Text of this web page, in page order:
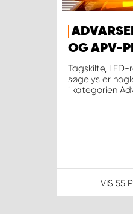
OG APV-
Tagskilte,
søgelys er
i kategorien
VIS 55